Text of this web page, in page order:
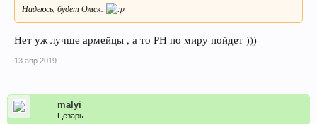
Надеюсь, будет Омск.
Нет уж лучше армейцы , а то РН по миру пойдет )))
13 апр 2019
malyi
Цезарь